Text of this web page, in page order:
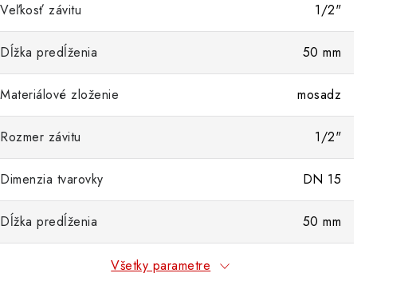
Veľkosť závitu 1/2"
Dĺžka predĺženia 50 mm
Materiálové zloženie mosadz
Rozmer závitu 1/2"
Dimenzia tvarovky DN 15
Dĺžka predĺženia 50 mm
Všetky parametre